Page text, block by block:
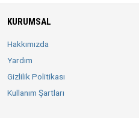
KURUMSAL
Hakkımızda
Yardım
Gizlilik Politikası
Kullanım Şartları